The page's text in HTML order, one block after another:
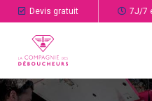
Devis gratuit 7J/7